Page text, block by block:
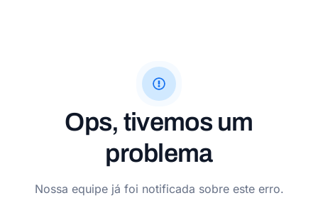
Ops, tivemos um
problema
Nossa equipe já foi notificada sobre este erro.